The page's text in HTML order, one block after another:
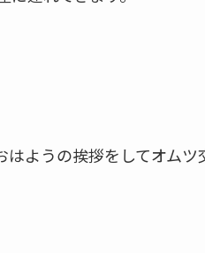
ようの挨拶をしてオムツ